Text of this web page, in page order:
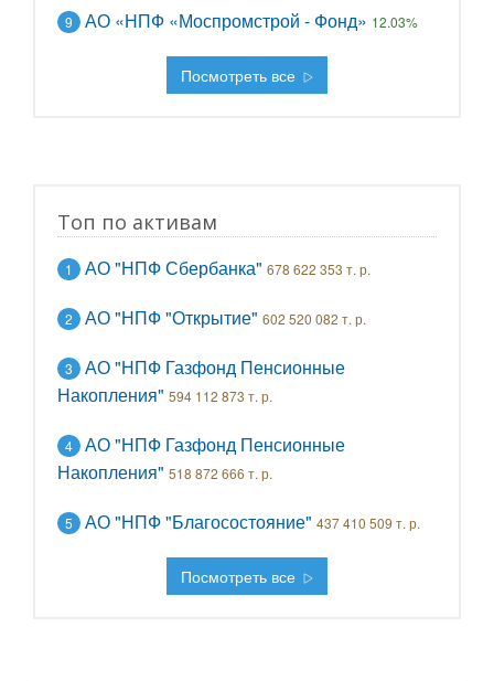
9 АО «НПФ «Моспромстрой - Фонд» 12.03%
Посмотреть все
Топ по активам
1 АО "НПФ Сбербанка" 678 622 353 т. р.
2 АО "НПФ "Открытие" 602 520 082 т. р.
3
АО "НПФ Газфонд Пенсионные
Накопления" 594 112 873 т. р.
4
АО "НПФ Газфонд Пенсионные
Накопления" 518 872 666 т. р.
5 АО "НПФ "Благосостояние" 437 410 509 т. р.
Посмотреть все